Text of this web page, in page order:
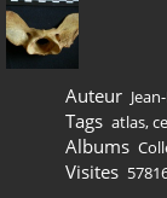
Auteur
Tags atlas,
Albums
Visites